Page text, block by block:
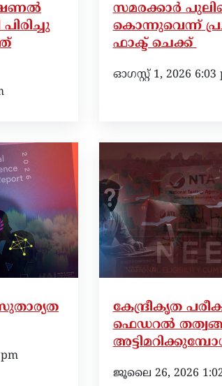
സമരക്കാർ
കൊന്നുവെന്ന്
ഫാക്ട് ചെക്ക്
ഓഗസ്റ്റ്‌ 1, 2026 6:03
കേന്ദ്രീകൃത
ഫെഡറൽ
ജൂലൈ 26, 2026